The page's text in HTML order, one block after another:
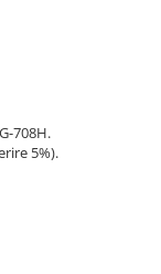
708H.
5%).